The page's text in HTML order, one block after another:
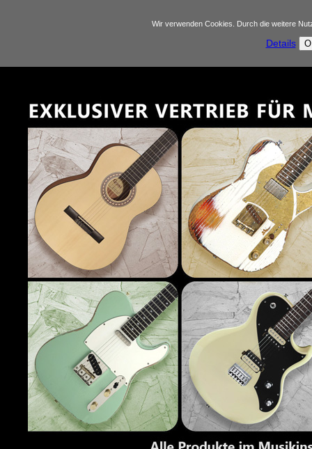
Wir verwenden Cookies. Durch die weitere
Details